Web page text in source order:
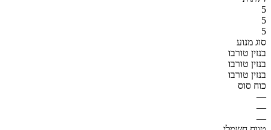
5
5
5
סוג מנוע
בנזין טורבו
בנזין טורבו
בנזין טורבו
כוח סוס
—
—
—